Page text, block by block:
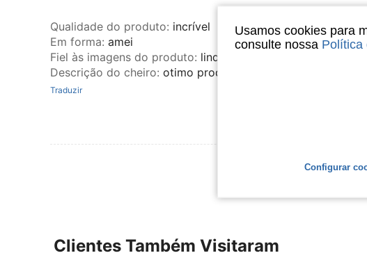
Qualidade do produto: incrível
Em forma: amei
Fiel às imagens do produto: lindo
Descrição do cheiro: otimo produto
Traduzir
Clientes Também Visitaram
Usamos cookies para
consulte nossa Política
Configurar